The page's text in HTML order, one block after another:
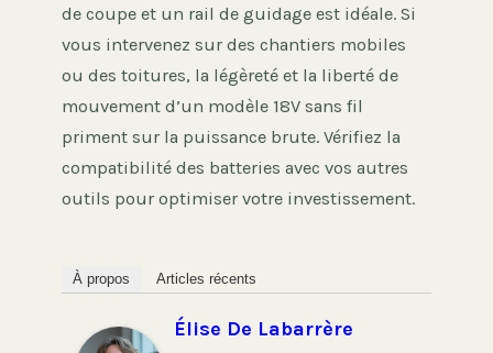
de coupe et un rail de guidage est idéale. Si
vous intervenez sur des chantiers mobiles
ou des toitures, la légèreté et la liberté de
mouvement d’un modèle 18V sans fil
priment sur la puissance brute. Vérifiez la
compatibilité des batteries avec vos autres
outils pour optimiser votre investissement.
À propos Articles récents
Élise De Labarrère